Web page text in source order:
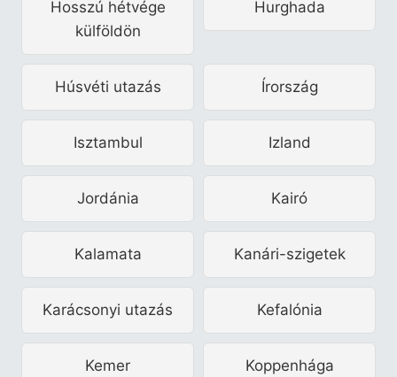
Hosszú hétvége
külföldön
Hurghada
Húsvéti utazás Írország
Isztambul Izland
Jordánia Kairó
Kalamata Kanári-szigetek
Karácsonyi utazás Kefalónia
Kemer Koppenhága